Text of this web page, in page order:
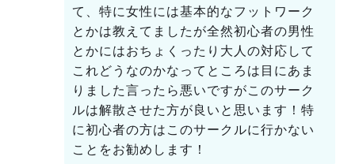
て、特に女性には基本的なフットワーク
とかは教えてましたが全然初心者の男性
とかにはおちょくったり大人の対応して
これどうなのかなってところは目にあま
りました言ったら悪いですがこのサーク
ルは解散させた方が良いと思います！特
に初心者の方はこのサークルに行かない
ことをお勧めします！